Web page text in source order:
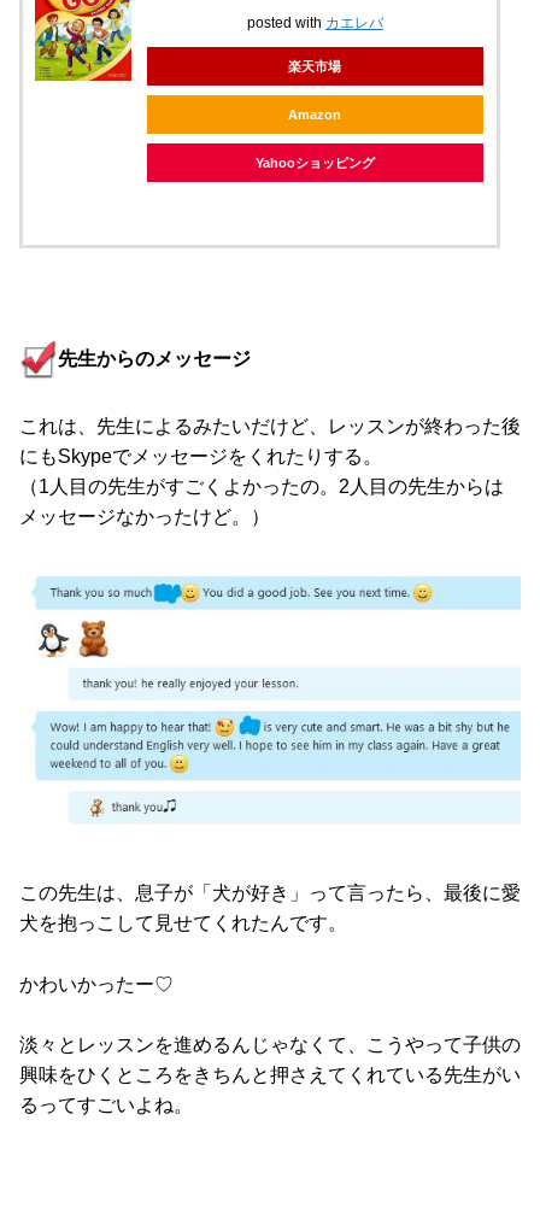
posted with カエレバ
楽天市場
Amazon
Yahooショッピング
先生からのメッセージ
これは、先生によるみたいだけど、レッスンが終わった後
にもSkypeでメッセージをくれたりする。
（1人目の先生がすごくよかったの。2人目の先生からは
メッセージなかったけど。）
この先生は、息子が「犬が好き」って言ったら、最後に愛
犬を抱っこして見せてくれたんです。
かわいかったー♡
淡々とレッスンを進めるんじゃなくて、こうやって子供の
興味をひくところをきちんと押さえてくれている先生がい
るってすごいよね。